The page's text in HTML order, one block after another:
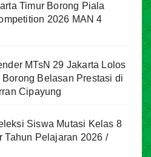
Timur Borong Piala
2026 MAN 4
MTsN 29 Jakarta Lolos
Borong Belasan Prestasi di
Cipayung
Siswa Mutasi Kelas 8
Tahun Pelajaran 2026 /